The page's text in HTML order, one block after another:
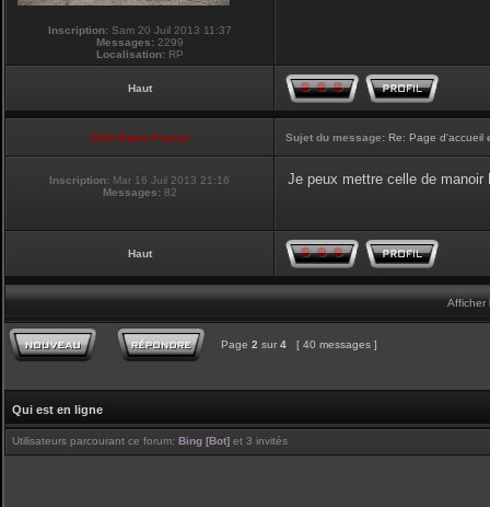
Inscription: Sam 20 Juil 2013 11:37
Messages: 2299
Localisation: RP
Haut
Club Supra France Sujet du message: Re: Page d'accueil
Inscription: Mar 16 Juil 2013 21:16
Messages: 82
Je peux mettre celle de
Haut
Afficher
Page 2 sur 4 [ 40 messages ]
Qui est en ligne
Utilisateurs parcourant ce forum: Bing [Bot] et 3 invités